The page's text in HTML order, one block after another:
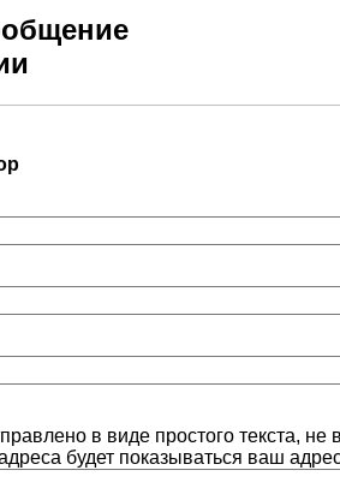
в виде простого текста,
будет показываться ваш